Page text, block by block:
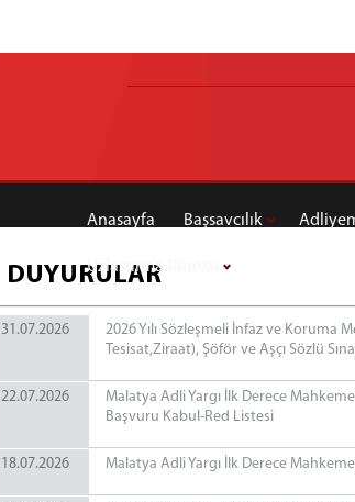
Anasayfa Başsavcılık
Uzlaştırma Bürosu
DUYURULAR
31.07.2026
2026 Yılı Sözleşmeli İnfaz ve Koruma
Tesisat,Ziraat), Şöför ve Aşçı Sözlü
22.07.2026
Malatya Adli Yargı İlk Derece
Başvuru Kabul-Red Listesi
18.07.2026 Malatya Adli Yargı İlk Derece